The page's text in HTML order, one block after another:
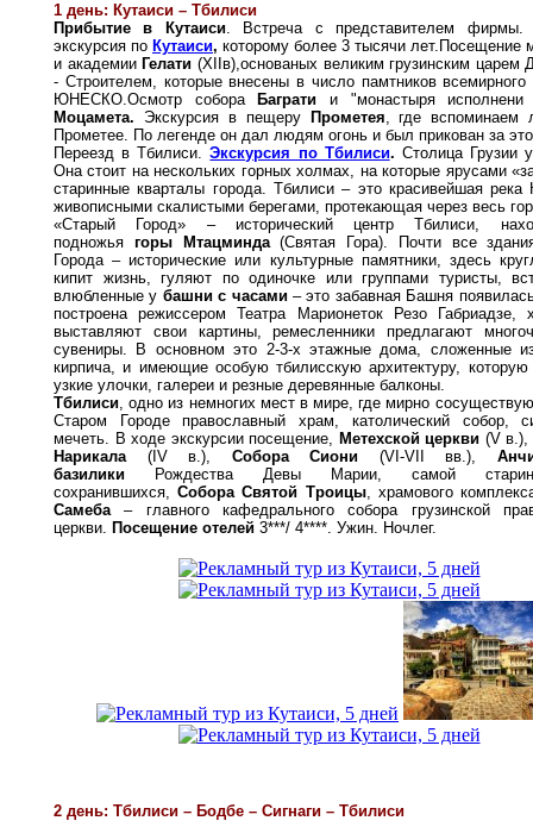
1 день: Кутаиси – Тбилиси
Прибытие в Кутаиси. Встреча с представителем фирмы.
экскурсия по Кутаиси, которому более 3 тысячи лет.Посещение
и академии Гелати (XIIв),основаных великим грузинским царем
- Строителем, которые внесены в число памтников
ЮНЕСКО.Осмотр собора
Баграти и "монастыря исполнени
Моцамета. Экскурсия в пещеру Прометея, где вспоминаем
Прометее. По легенде он дал людям огонь и был прикован за
Переезд в Тбилиси. Экскурсия по Тбилиси. Столица Грузии
Она стоит на нескольких горных холмах, на которые ярусами
старинные кварталы города. Тбилиси–это красивейшая река
живописными скалистыми берегами, протекающая через весь
«Старый Город» – исторический центр Тбилиси,
подножья горы Мтацминда(Святая Гора). Почти все
Города – исторические или культурные памятники, здесь
кипит жизнь, гуляют по одиночке или группами туристы,
влюбленные у башни с часами– это забавная Башня
построена режиссером Театра Марионеток Резо Габриадзе,
выставляют свои картины, ремесленники предлагают
сувениры. В основном это 2-3-х этажные дома, сложенные
кирпича, и имеющие особую тбилисскую архитектуру, которую
узкие улочки, галереи и резные деревянные балконы.
Тбилиси, одно из немногих мест в мире, где мирно
Старом Городе православный храм, католический собор,
мечеть. В ходе экскурсии посещение, Метехской церкви (V
Нарикала (ІV в.), Собора Сиони (VІ-VІІ вв.),
базилики Рождества Девы Марии, самой
сохранившихся, Собора Святой Троицы, храмового
Самеба– главного кафедрального собора грузинской
церкви. Посещение отелей 3***/ 4****. Ужин. Ночлег.
2 день: Тбилиси – Бодбе – Сигнаги – Тбилиси